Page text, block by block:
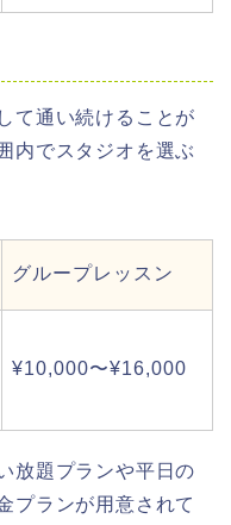
て通い続けることが
内でスタジオを選ぶ
グループレッスン
¥10,000〜¥16,000
放題プランや平日の
プランが用意されて